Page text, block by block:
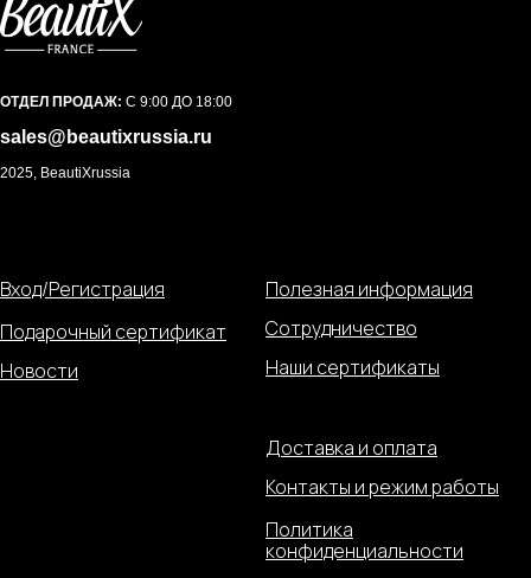
ОТДЕЛ ПРОДАЖ: С 9:00 ДО 18:00
sales@beautixrussia.ru
2025, BeautiXrussia
Вход/Регистрация
Подарочный сертификат
Новости
Полезная информация
Сотрудничество
Наши сертификаты
Доставка и оплата
Контакты и режим работы
Политика
конфиденциальности